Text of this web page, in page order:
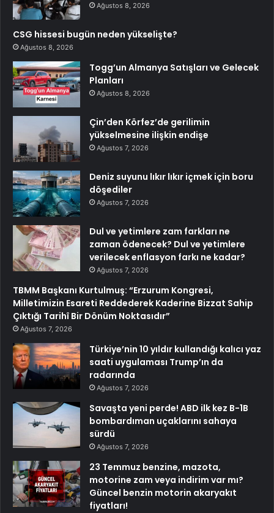
Ağustos 8, 2026
CSG hissesi bugün neden yükselişte?
Ağustos 8, 2026
Togg’un Almanya Satışları ve Gelecek
Planları
Ağustos 8, 2026
Çin’den Körfez’de gerilimin
yükselmesine ilişkin endişe
Ağustos 7, 2026
Deniz suyunu lıkır lıkır içmek için boru
döşediler
Ağustos 7, 2026
Dul ve yetimlere zam farkları ne
zaman ödenecek? Dul ve yetimlere
verilecek enflasyon farkı ne kadar?
Ağustos 7, 2026
TBMM Başkanı Kurtulmuş: “Erzurum Kongresi,
Milletimizin Esareti Reddederek Kaderine Bizzat Sahip
Çıktığı Tarihî Bir Dönüm Noktasıdır”
Ağustos 7, 2026
Türkiye’nin 10 yıldır kullandığı kalıcı yaz
saati uygulaması Trump’ın da
radarında
Ağustos 7, 2026
Savaşta yeni perde! ABD ilk kez B-1B
bombardıman uçaklarını sahaya
sürdü
Ağustos 7, 2026
23 Temmuz benzine, mazota,
motorine zam veya indirim var mı?
Güncel benzin motorin akaryakıt
fiyatları!